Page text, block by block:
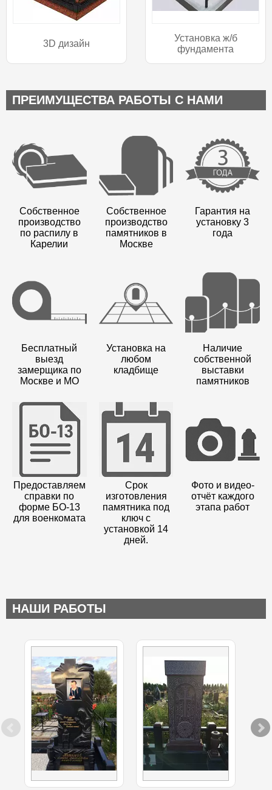
3D дизайн
Установка ж/б
фундамента
ПРЕИМУЩЕСТВА РАБОТЫ С НАМИ
Собственное
производство
по распилу в
Карелии
Собственное
производство
памятников в
Москве
Гарантия на
установку 3
года
Бесплатный
выезд
замерщика по
Москве и МО
Установка на
любом
кладбище
Наличие
собственной
выставки
памятников
Предоставляем
справки по
форме БО-13
для военкомата
Срок
изготовления
памятника под
ключ с
установкой 14
дней.
Фото и видео-
отчёт каждого
этапа работ
НАШИ РАБОТЫ